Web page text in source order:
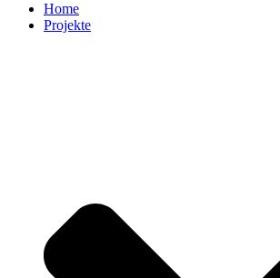
Home
Projekte